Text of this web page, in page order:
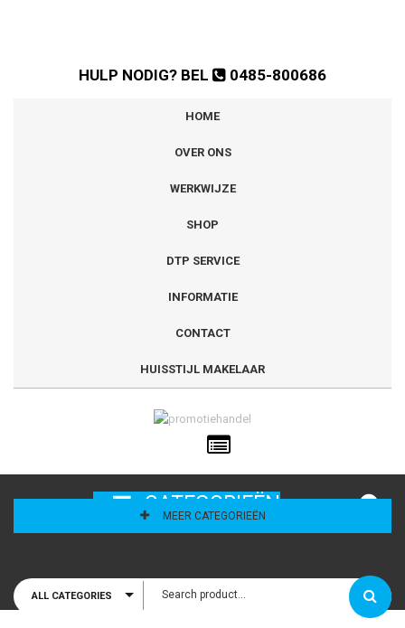
HULP NODIG? BEL 0485-800686
HOME
OVER ONS
WERKWIJZE
SHOP
DTP SERVICE
INFORMATIE
CONTACT
HUISSTIJL MAKELAAR
CATEGORIEËN
MEER CATEGORIEËN
ALL CATEGORIES